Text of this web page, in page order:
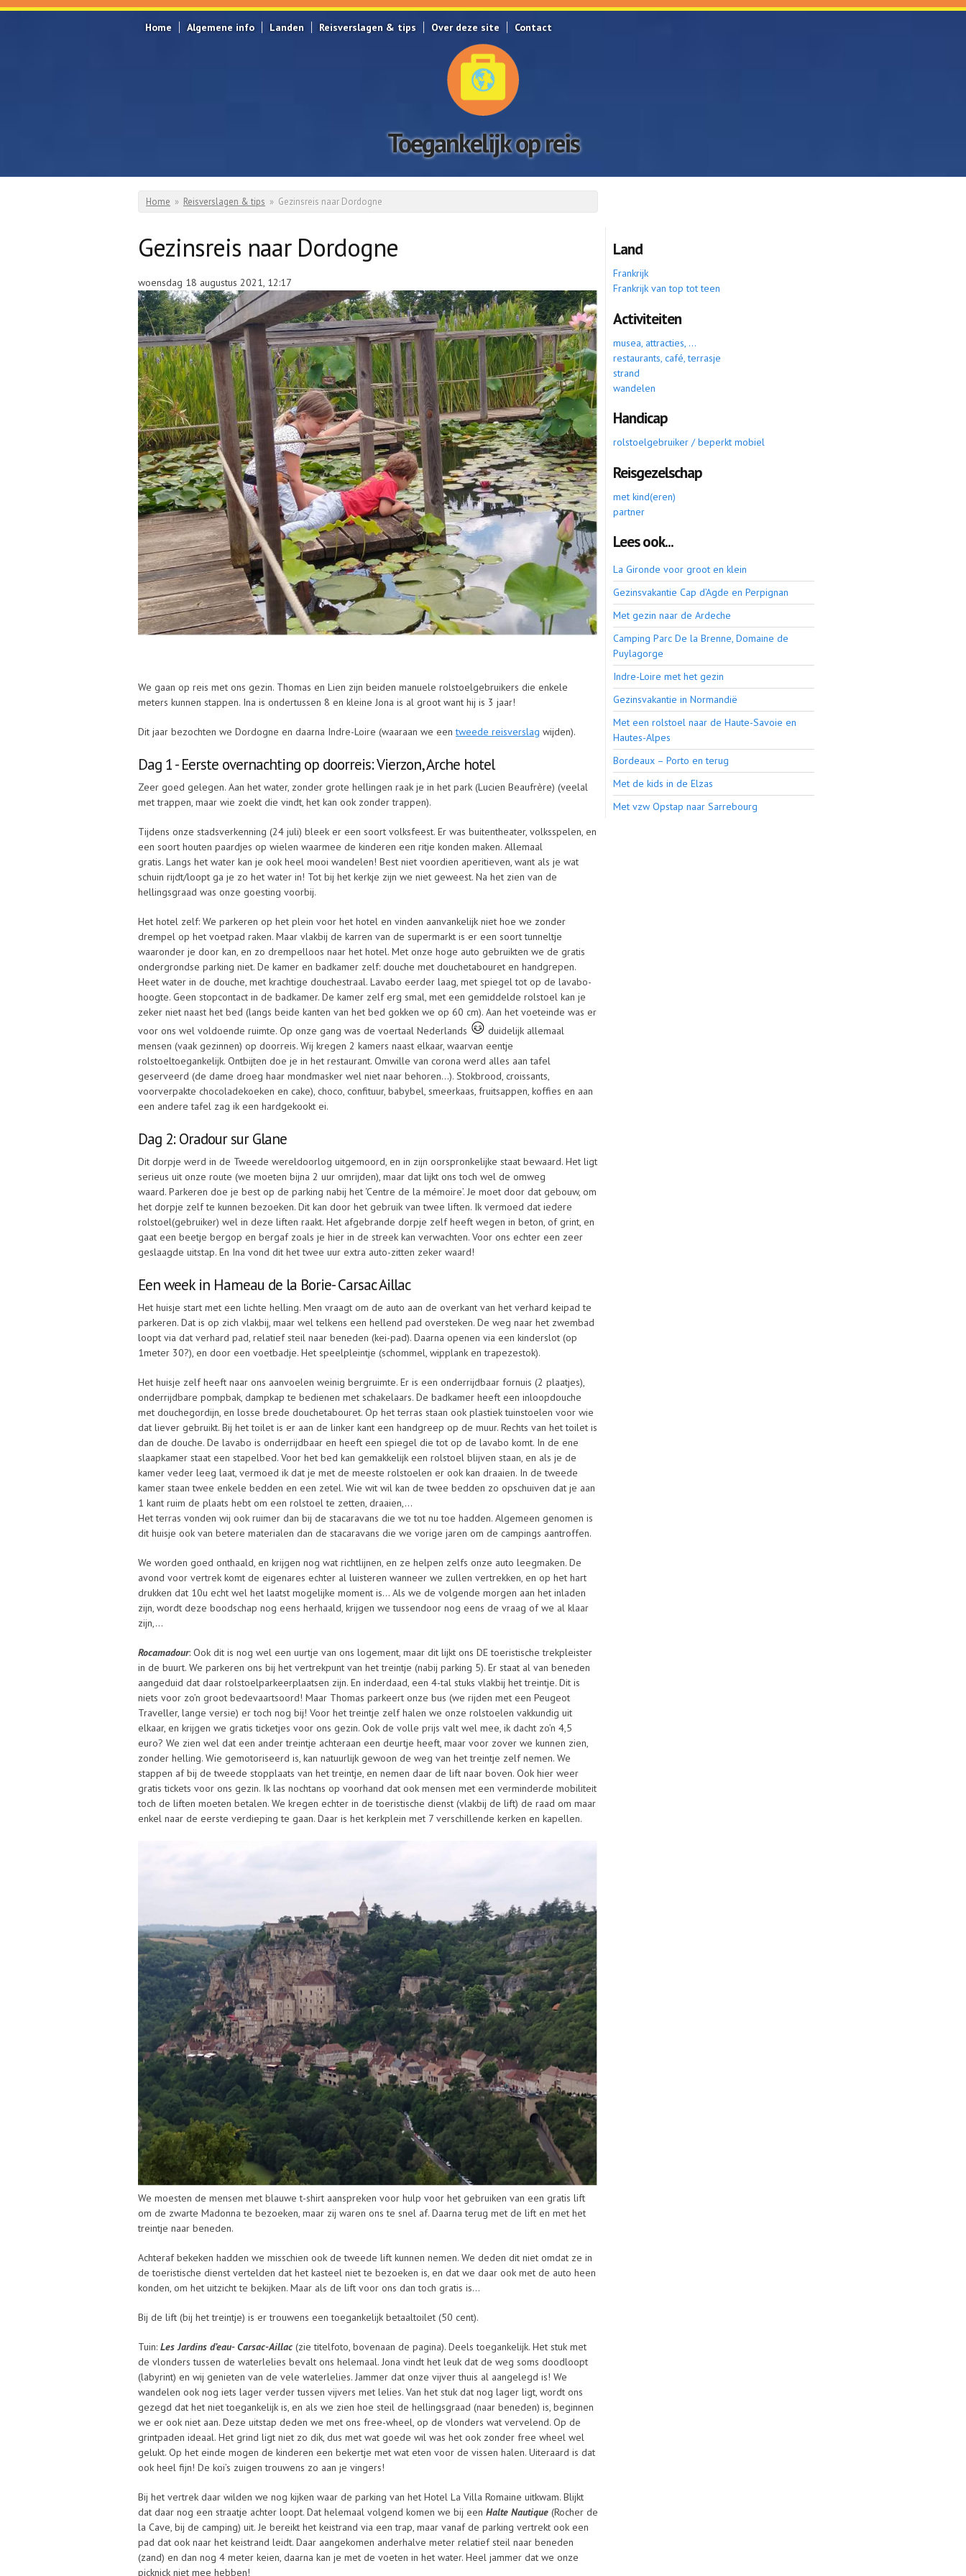
Overslaan en naar de inhoud gaan
Home
Algemene info Landen Reisverslagen & tips Over deze site Contact
Toegankelijk op reis
Home » Reisverslagen & tips » Gezinsreis naar Dordogne
Gezinsreis naar Dordogne
woensdag 18 augustus 2021, 12:17
We gaan op reis met ons gezin. Thomas en Lien zijn beiden manuele rolstoelgebruikers die enkele
meters kunnen stappen. Ina is ondertussen 8 en kleine Jona is al groot want hij is 3 jaar!
Dit jaar bezochten we Dordogne en daarna Indre-Loire (waaraan we eentweede reisverslag wijden).
Dag 1 - Eerste overnachting op doorreis: Vierzon, Arche hotel
Zeer goed gelegen. Aan het water, zonder grote hellingen raak je in het park (Lucien Beaufrère) (veelal
met trappen, maar wie zoekt die vindt, het kan ook zonder trappen).
Tijdens onze stadsverkenning (24 juli) bleek er een soort volksfeest. Er was buitentheater, volksspelen, en
een soort houten paardjes op wielen waarmee de kinderen een ritje konden maken. Allemaal
gratis. Langs het water kan je ook heel mooi wandelen! Best niet voordien aperitieven, want als je wat
schuin rijdt/loopt ga je zo het water in! Tot bij het kerkje zijn we niet geweest. Na het zien van de
hellingsgraad was onze goesting voorbij.
Het hotel zelf: We parkeren op het plein voor het hotel en vinden aanvankelijk niet hoe we zonder
drempel op het voetpad raken. Maar vlakbij de karren van de supermarkt is er een soort tunneltje
waaronder je door kan, en zo drempelloos naar het hotel. Met onze hoge auto gebruikten we de gratis
ondergrondse parking niet. De kamer en badkamer zelf: douche met douchetabouret en handgrepen.
Heet water in de douche, met krachtige douchestraal. Lavabo eerder laag, met spiegel tot op de lavabo-
hoogte. Geen stopcontact in de badkamer. De kamer zelf erg smal, met een gemiddelde rolstoel kan je
zeker niet naast het bed (langs beide kanten van het bed gokken we op 60 cm). Aan het voeteinde was er
voor ons wel voldoende ruimte. Op onze gang was de voertaal Nederlands
duidelijk allemaal
mensen (vaak gezinnen) op doorreis. Wij kregen 2 kamers naast elkaar, waarvan eentje
rolstoeltoegankelijk. Ontbijten doe je in het restaurant. Omwille van corona werd alles aan tafel
geserveerd (de dame droeg haar mondmasker wel niet naar behoren…). Stokbrood, croissants,
voorverpakte chocoladekoeken en cake), choco, confituur, babybel, smeerkaas, fruitsappen, koffies en aan
een andere tafel zag ik een hardgekookt ei.
Dag 2: Oradour sur Glane
Dit dorpje werd in de Tweede wereldoorlog uitgemoord, en in zijn oorspronkelijke staat bewaard. Het ligt
serieus uit onze route (we moeten bijna 2 uur omrijden), maar dat lijkt ons toch wel de omweg
waard. Parkeren doe je best op de parking nabij het ‘Centre de la mémoire’. Je moet door dat gebouw, om
het dorpje zelf te kunnen bezoeken. Dit kan door het gebruik van twee liften. Ik vermoed dat iedere
rolstoel(gebruiker) wel in deze liften raakt. Het afgebrande dorpje zelf heeft wegen in beton, of grint, en
gaat een beetje bergop en bergaf zoals je hier in de streek kan verwachten. Voor ons echter een zeer
geslaagde uitstap. En Ina vond dit het twee uur extra auto-zitten zeker waard!
Een week in Hameau de la Borie- Carsac Aillac
Het huisje start met een lichte helling. Men vraagt om de auto aan de overkant van het verhard keipad te
parkeren. Dat is op zich vlakbij, maar wel telkens een hellend pad oversteken. De weg naar het zwembad
loopt via dat verhard pad, relatief steil naar beneden (kei-pad). Daarna openen via een kinderslot (op
1meter 30?), en door een voetbadje. Het speelpleintje (schommel, wipplank en trapezestok).
Het huisje zelf heeft naar ons aanvoelen weinig bergruimte. Er is een onderrijdbaar fornuis (2 plaatjes),
onderrijdbare pompbak, dampkap te bedienen met schakelaars. De badkamer heeft een inloopdouche
met douchegordijn, en losse brede douchetabouret. Op het terras staan ook plastiek tuinstoelen voor wie
dat liever gebruikt. Bij het toilet is er aan de linker kant een handgreep op de muur. Rechts van het toilet is
dan de douche. De lavabo is onderrijdbaar en heeft een spiegel die tot op de lavabo komt. In de ene
slaapkamer staat een stapelbed. Voor het bed kan gemakkelijk een rolstoel blijven staan, en als je de
kamer veder leeg laat, vermoed ik dat je met de meeste rolstoelen er ook kan draaien. In de tweede
kamer staan twee enkele bedden en een zetel. Wie wit wil kan de twee bedden zo opschuiven dat je aan
1 kant ruim de plaats hebt om een rolstoel te zetten, draaien,…
Het terras vonden wij ook ruimer dan bij de stacaravans die we tot nu toe hadden. Algemeen genomen is
dit huisje ook van betere materialen dan de stacaravans die we vorige jaren om de campings aantroffen.
We worden goed onthaald, en krijgen nog wat richtlijnen, en ze helpen zelfs onze auto leegmaken. De
avond voor vertrek komt de eigenares echter al luisteren wanneer we zullen vertrekken, en op het hart
drukken dat 10u echt wel het laatst mogelijke moment is… Als we de volgende morgen aan het inladen
zijn, wordt deze boodschap nog eens herhaald, krijgen we tussendoor nog eens de vraag of we al klaar
zijn,…
Rocamadour: Ook dit is nog wel een uurtje van ons logement, maar dit lijkt ons DE toeristische trekpleister
in de buurt. We parkeren ons bij het vertrekpunt van het treintje (nabij parking 5). Er staat al van beneden
aangeduid dat daar rolstoelparkeerplaatsen zijn. En inderdaad, een 4-tal stuks vlakbij het treintje. Dit is
niets voor zo’n groot bedevaartsoord! Maar Thomas parkeert onze bus (we rijden met een Peugeot
Traveller, lange versie) er toch nog bij! Voor het treintje zelf halen we onze rolstoelen vakkundig uit
elkaar, en krijgen we gratis ticketjes voor ons gezin. Ook de volle prijs valt wel mee, ik dacht zo’n 4,5
euro? We zien wel dat een ander treintje achteraan een deurtje heeft, maar voor zover we kunnen zien,
zonder helling. Wie gemotoriseerd is, kan natuurlijk gewoon de weg van het treintje zelf nemen. We
stappen af bij de tweede stopplaats van het treintje, en nemen daar de lift naar boven. Ook hier weer
gratis tickets voor ons gezin. Ik las nochtans op voorhand dat ook mensen met een verminderde mobiliteit
toch de liften moeten betalen. We kregen echter in de toeristische dienst (vlakbij de lift) de raad om maar
enkel naar de eerste verdieping te gaan. Daar is het kerkplein met 7 verschillende kerken en kapellen.
We moesten de mensen met blauwe t-shirt aanspreken voor hulp voor het gebruiken van een gratis lift
om de zwarte Madonna te bezoeken, maar zij waren ons te snel af. Daarna terug met de lift en met het
treintje naar beneden.
Achteraf bekeken hadden we misschien ook de tweede lift kunnen nemen. We deden dit niet omdat ze in
de toeristische dienst vertelden dat het kasteel niet te bezoeken is, en dat we daar ook met de auto heen
konden, om het uitzicht te bekijken. Maar als de lift voor ons dan toch gratis is…
Bij de lift (bij het treintje) is er trouwens een toegankelijk betaaltoilet (50 cent).
Tuin: Les Jardins d’eau- Carsac-Aillac (zie titelfoto, bovenaan de pagina). Deels toegankelijk. Het stuk met
de vlonders tussen de waterlelies bevalt ons helemaal. Jona vindt het leuk dat de weg soms doodloopt
(labyrint) en wij genieten van de vele waterlelies. Jammer dat onze vijver thuis al aangelegd is! We
wandelen ook nog iets lager verder tussen vijvers met lelies. Van het stuk dat nog lager ligt, wordt ons
gezegd dat het niet toegankelijk is, en als we zien hoe steil de hellingsgraad (naar beneden) is, beginnen
we er ook niet aan. Deze uitstap deden we met ons free-wheel, op de vlonders wat vervelend. Op de
grintpaden ideaal. Het grind ligt niet zo dik, dus met wat goede wil was het ook zonder free wheel wel
gelukt. Op het einde mogen de kinderen een bekertje met wat eten voor de vissen halen. Uiteraard is dat
ook heel fijn! De koi’s zuigen trouwens zo aan je vingers!
Bij het vertrek daar wilden we nog kijken waar de parking van het Hotel La Villa Romaine uitkwam. Blijkt
dat daar nog een straatje achter loopt. Dat helemaal volgend komen we bij een Halte Nautique (Rocher de
la Cave, bij de camping) uit. Je bereikt het keistrand via een trap, maar vanaf de parking vertrekt ook een
pad dat ook naar het keistrand leidt. Daar aangekomen anderhalve meter relatief steil naar beneden
(zand) en dan nog 4 meter keien, daarna kan je met de voeten in het water. Heel jammer dat we onze
picknick niet mee hebben!
Land
Frankrijk
Frankrijk van top tot teen
Activiteiten
musea, attracties, ...
restaurants, café, terrasje
strand
wandelen
Handicap
rolstoelgebruiker / beperkt mobiel
Reisgezelschap
met kind(eren)
partner
Lees ook...
La Gironde voor groot en klein
Gezinsvakantie Cap d’Agde en Perpignan
Met gezin naar de Ardeche
Camping Parc De la Brenne, Domaine de
Puylagorge
Indre-Loire met het gezin
Gezinsvakantie in Normandië
Met een rolstoel naar de Haute-Savoie en
Hautes-Alpes
Bordeaux – Porto en terug
Met de kids in de Elzas
Met vzw Opstap naar Sarrebourg